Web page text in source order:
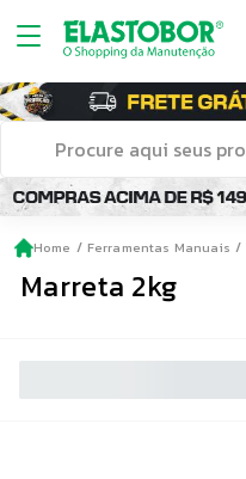
Home Ferramentas Manuais
Marreta 2kg